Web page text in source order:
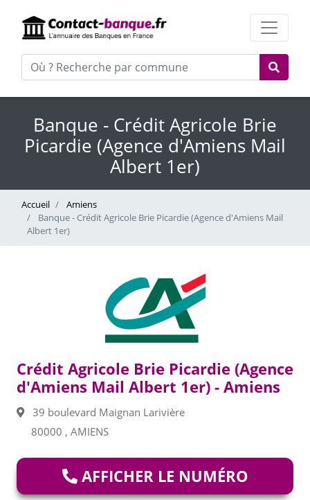
Banque - Crédit Agricole Brie
Picardie (Agence d'Amiens Mail
Albert 1er)
Accueil
Amiens
Banque - Crédit Agricole Brie Picardie (Agence d'Amiens Mail
Albert 1er)
Crédit Agricole Brie Picardie (Agence
d'Amiens Mail Albert 1er) - Amiens
39 boulevard Maignan Larivière
80000 , AMIENS
AFFICHER LE NUMÉRO